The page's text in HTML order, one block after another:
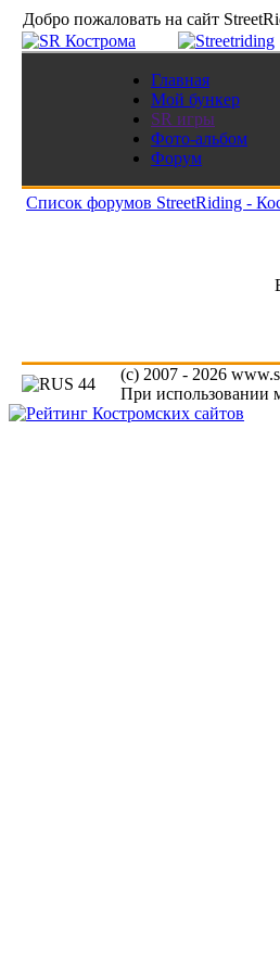
Добро пожаловать на сайт
Главная
Мой бункер
SR игры
Фото-альбом
Форум
Список форумов StreetRiding -
(c) 2007 - 2026
При использовании